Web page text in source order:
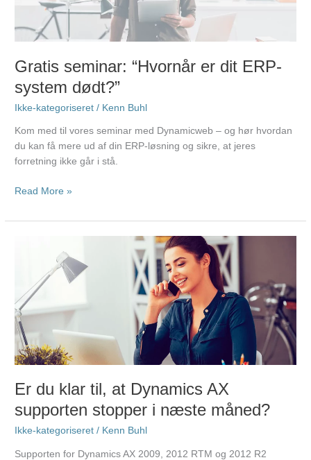
Gratis seminar: “Hvornår er dit ERP-
system dødt?”
Ikke-kategoriseret / Kenn Buhl
Kom med til vores seminar med Dynamicweb – og hør hvordan
du kan få mere ud af din ERP-løsning og sikre, at jeres
forretning ikke går i stå.
system
dødt?”
Read More »
Er du klar til, at Dynamics AX
supporten stopper i næste måned?
Ikke-kategoriseret / Kenn Buhl
Supporten for Dynamics AX 2009, 2012 RTM og 2012 R2
at
Dynamics
AX
supporten
stopper
næste
måned?